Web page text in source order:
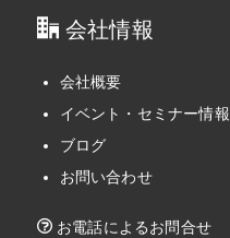
会社情報
会社概要
イベント・セミナー情報
ブログ
お問い合わせ
お電話によるお問合せ